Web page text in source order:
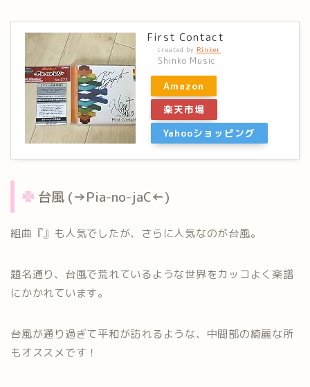
First Contact
created by Rinker
Shinko Music
Amazon
楽天市場
Yahooショッピング
台風 (→Pia-no-jaC←)
組曲『』も人気でしたが、さらに人気なのが台風。
題名通り、台風で荒れているような世界をカッコよく楽譜
にかかれています。
台風が通り過ぎて平和が訪れるような、中間部の綺麗な所
もオススメです！